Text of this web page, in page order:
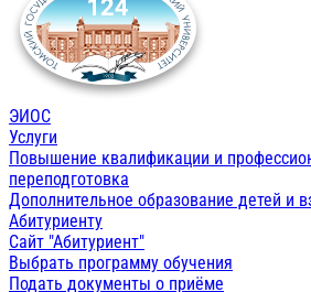
ЭИОС
Услуги
Повышение квалификации и
переподготовка
Дополнительное образование детей и
Абитуриенту
Сайт "Абитуриент"
Выбрать программу обучения
Подать документы о приёме